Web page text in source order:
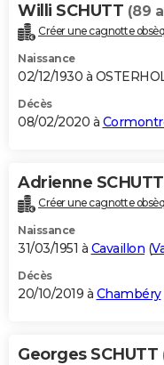
Willi SCHUTT (89
Créer une cagnotte
Naissance
02/12/1930 à
Décès
08/02/2020 à
Adrienne SCHUTT
Créer une cagnotte
Naissance
31/03/1951 à Cavaillon (
Décès
20/10/2019 à Chambéry
Georges SCHUTT